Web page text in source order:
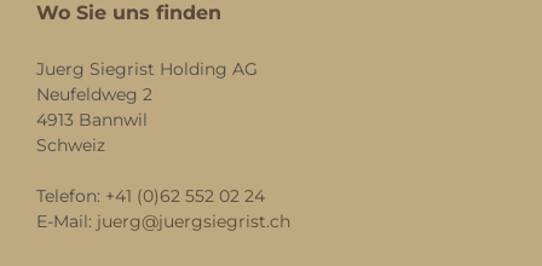
Wo Sie uns finden
Juerg Siegrist Holding AG
Neufeldweg 2
4913 Bannwil
Schweiz
Telefon: +41 (0)62 552 02 24
E-Mail: juerg@juergsiegrist.ch